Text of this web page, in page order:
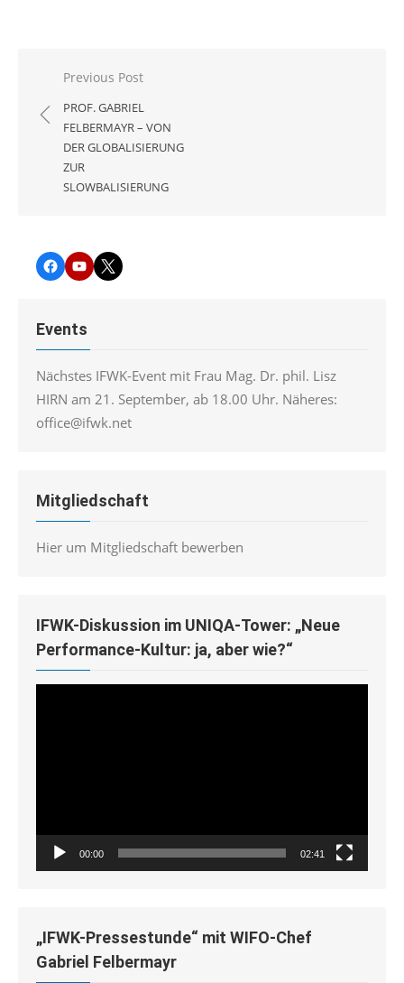
Beitragsnavigation
Previous Post
PROF. GABRIEL
FELBERMAYR – VON
DER GLOBALISIERUNG
ZUR
SLOWBALISIERUNG
Facebook
YouTubeTwitter
Events
Nächstes IFWK-Event mit Frau Mag. Dr. phil. Lisz
HIRN am 21. September, ab 18.00 Uhr. Näheres:
office@ifwk.net
Mitgliedschaft
Hier um Mitgliedschaft bewerben
IFWK-Diskussion im UNIQA-Tower: „Neue
Performance-Kultur: ja, aber wie?“
00:00 02:41
„IFWK-Pressestunde“ mit WIFO-Chef
Gabriel Felbermayr